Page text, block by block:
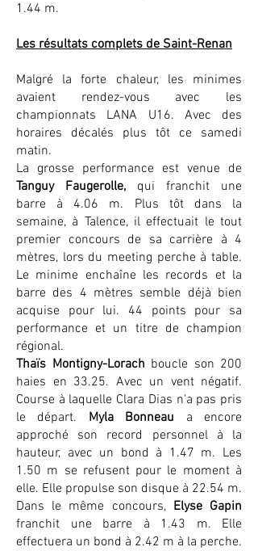
1.44 m.
Les résultats complets de Saint-Renan
Malgré la forte chaleur, les minimes
avaient rendez-vous avec les
championnats LANA U16. Avec des
horaires décalés plus tôt ce samedi
matin.
La grosse performance est venue de
Tanguy Faugerolle, qui franchit une
barre à 4.06 m. Plus tôt dans la
semaine, à Talence, il effectuait le tout
premier concours de sa carrière à 4
mètres, lors du meeting perche à table.
Le minime enchaîne les records et la
barre des 4 mètres semble déjà bien
acquise pour lui. 44 points pour sa
performance et un titre de champion
régional.
Thaïs Montigny-Lorach boucle son 200
haies en 33.25. Avec un vent négatif.
Course à laquelle Clara Dias n'a pas pris
le départ. Myla Bonneau a encore
approché son record personnel à la
hauteur, avec un bond à 1.47 m. Les
1.50 m se refusent pour le moment à
elle. Elle propulse son disque à 22.54 m.
Dans le même concours, Elyse Gapin
franchit une barre à 1.43 m. Elle
effectuera un bond à 2.42 m à la perche.